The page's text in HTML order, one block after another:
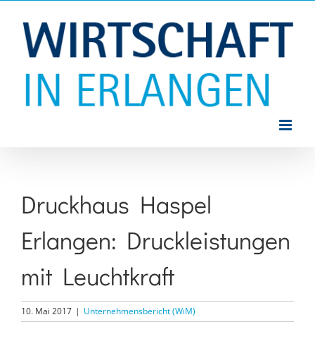
Inhalt
springen
Druckhaus Haspel
Erlangen: Druckleistungen
mit Leuchtkraft
10. Mai 2017 | Unternehmensbericht (WiM)